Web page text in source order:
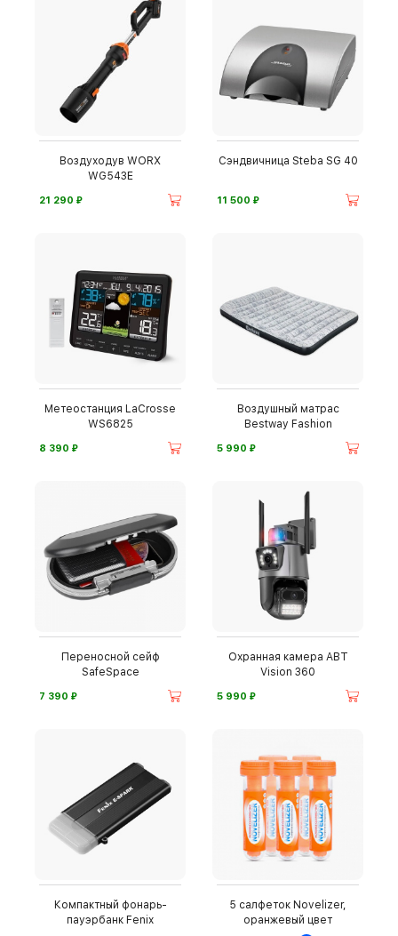
Воздуходув WORX
WG543E
21 290 ⃏
Сэндвичница Steba SG 40
11 500 ⃏
Метеостанция LaCrosse
WS6825
8 390 ⃏
Воздушный матрас
Bestway Fashion
5 990 ⃏
Переносной сейф
SafeSpace
7 390 ⃏
Охранная камера ABT
Vision 360
5 990 ⃏
Компактный фонарь-
пауэрбанк Fenix
5 салфеток Novelizer,
оранжевый цвет